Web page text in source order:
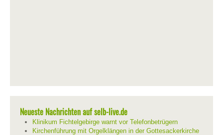
Neueste Nachrichten auf selb-live.de
Klinikum Fichtelgebirge warnt vor Telefonbetrügern
Kirchenführung mit Orgelklängen in der Gottesackerkirche